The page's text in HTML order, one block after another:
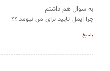
یه سوال هم داشتم
چرا ایمل تایید برای من نیومد ؟؟
پاسخ